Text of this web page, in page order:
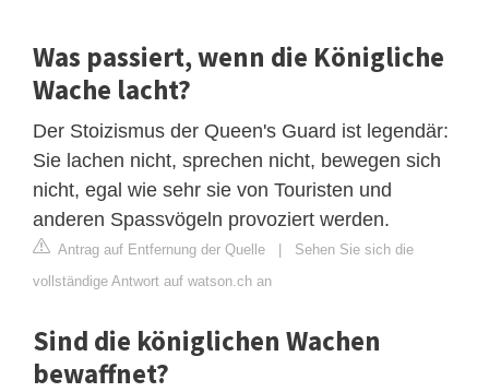
Was passiert, wenn die Königliche
Wache lacht?
Der Stoizismus der Queen's Guard ist legendär:
Sie lachen nicht, sprechen nicht, bewegen sich
nicht, egal wie sehr sie von Touristen und
anderen Spassvögeln provoziert werden.
Antrag auf Entfernung der Quelle | Sehen Sie sich die
vollständige Antwort auf watson.ch an
Sind die königlichen Wachen
bewaffnet?